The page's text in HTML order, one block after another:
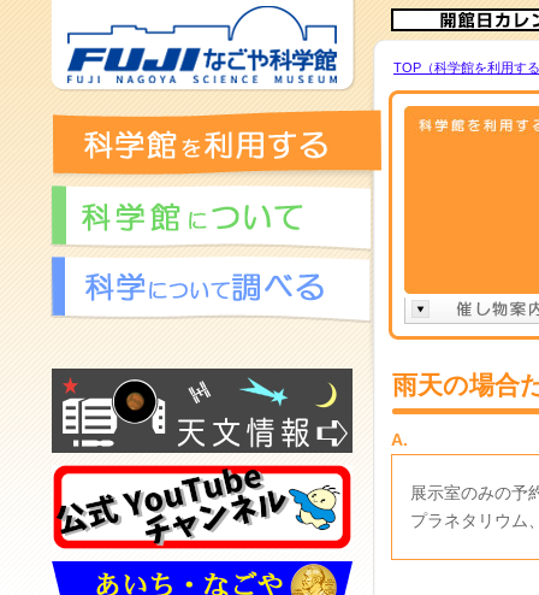
TOP（科学館を利用す
雨天の場合
A.
展示室のみの予
プラネタリウム